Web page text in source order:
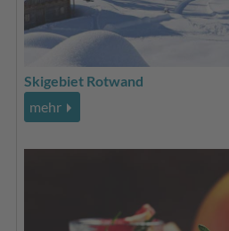
Skigebiet Rotwand
mehr